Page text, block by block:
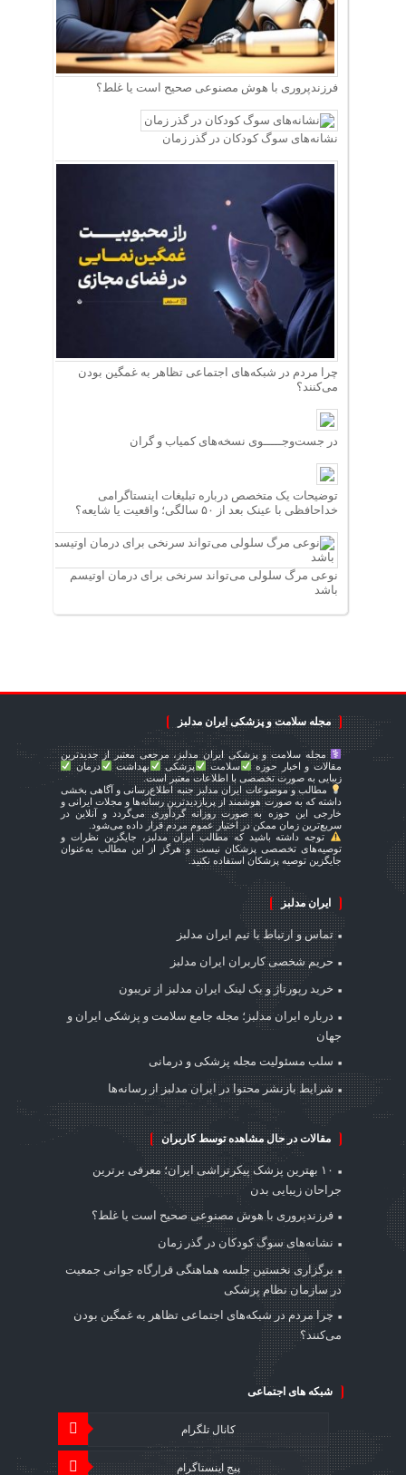
فرزندپروری با هوش مصنوعی صحیح است یا غلط؟
نشانه‌های سوگ کودکان در گذر زمان
چرا مردم در شبکه‌های اجتماعی تظاهر به غمگین بودن
می‌کنند؟
در جست‌وجـــــوی نسخه‌های کمیاب و گران
توضیحات یک متخصص درباره تبلیغات اینستاگرامی
خداحافظی با عینک بعد از ۵۰ سالگی؛ واقعیت یا شایعه؟
نوعی مرگ سلولی می‌تواند سرنخی برای درمان اوتیسم
باشد
مجله سلامت و پزشکی ایران مدلبز
مجله سلامت و پزشکی ایران مدلبز، مرجعی معتبر از جدیدترین
مقالات و اخبار حوزه
سلامت پزشکی بهداشت
درمان
زیبایی به صورت تخصصی با اطلاعات معتبر است.
مطالب و موضوعات ایران مدلبز جنبه اطلاع‌رسانی و آگاهی بخشی
داشته که به صورت هوشمند از پربازدیدترین رسانه‌ها و مجلات ایرانی و
خارجی این حوزه به صورت روزانه گردآوری می‌گردد و آنلاین در
سریع‌ترین زمان ممکن در اختیار عموم مردم قرار داده می‌شود.
توجه داشته باشید که مطالب ایران مدلبز، جایگزین نظرات و
توصیه‌های تخصصی پزشکان نیست و هرگز از این مطالب به‌عنوان
جایگزین توصیه پزشکان استفاده نکنید.
ایران مدلبز
تماس و ارتباط با تیم ایران مدلبز
حریم شخصی کاربران ایران مدلبز
خرید رپورتاژ و بک لینک ایران مدلبز از تریبون
درباره ایران مدلبز؛ مجله جامع سلامت و پزشکی ایران و
جهان
سلب مسئولیت مجله پزشکی و درمانی
شرایط بازنشر محتوا در ایران مدلبز از رسانه‌ها
مقالات در حال مشاهده توسط کاربران
۱۰ بهترین پزشک پیکرتراشی ایران؛ معرفی برترین
جراحان زیبایی بدن
فرزندپروری با هوش مصنوعی صحیح است یا غلط؟
نشانه‌های سوگ کودکان در گذر زمان
برگزاری نخستین جلسه هماهنگی قرارگاه جوانی جمعیت
در سازمان نظام پزشکی
چرا مردم در شبکه‌های اجتماعی تظاهر به غمگین بودن
می‌کنند؟
شبکه های اجتماعی
کانال تلگرام
پیج اینستاگرام